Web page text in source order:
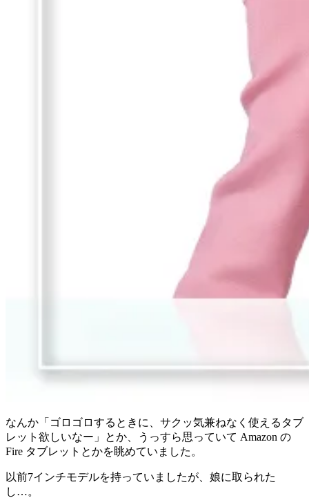
なんか「 ゴロゴロするときに、サクッ気兼ねなく使えるタブ
レット欲しいなー 」とか、うっすら思っていて Amazon の
Fire タブレットとかを眺めていました。
以前7インチモデルを持っていましたが、娘に取られた
し…。